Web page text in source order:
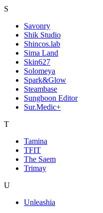
S
Savonry
Shik Studio
Shincos.lab
Sima Land
Skin627
Solomeya
Spark&Glow
Steambase
Sungboon Editor
Sur.Medic+
T
Tamina
TFIT
The Saem
Trimay
U
Unleashia